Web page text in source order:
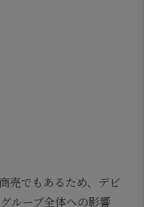
売でもあるため、デビ
ループ全体への影響